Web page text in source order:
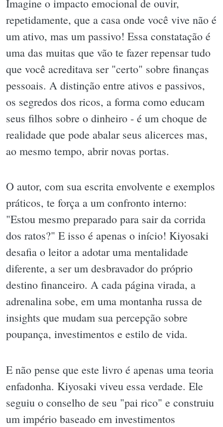
Imagine o impacto emocional de ouvir,
repetidamente, que a casa onde você vive não é
um ativo, mas um passivo! Essa constatação é
uma das muitas que vão te fazer repensar tudo
que você acreditava ser "certo" sobre finanças
pessoais. A distinção entre ativos e passivos,
os segredos dos ricos, a forma como educam
seus filhos sobre o dinheiro - é um choque de
realidade que pode abalar seus alicerces mas,
ao mesmo tempo, abrir novas portas.
O autor, com sua escrita envolvente e exemplos
práticos, te força a um confronto interno:
"Estou mesmo preparado para sair da corrida
dos ratos?" E isso é apenas o início! Kiyosaki
desafia o leitor a adotar uma mentalidade
diferente, a ser um desbravador do próprio
destino financeiro. A cada página virada, a
adrenalina sobe, em uma montanha russa de
insights que mudam sua percepção sobre
poupança, investimentos e estilo de vida.
E não pense que este livro é apenas uma teoria
enfadonha. Kiyosaki viveu essa verdade. Ele
seguiu o conselho de seu "pai rico" e construiu
um império baseado em investimentos